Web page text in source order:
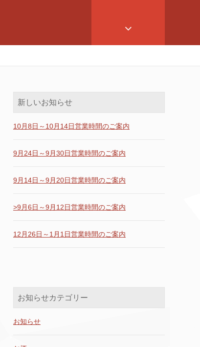
新しいお知らせ
10月8日～10月14日営業時間のご案内
9月24日～9月30日営業時間のご案内
9月14日～9月20日営業時間のご案内
>9月6日～9月12日営業時間のご案内
12月26日～1月1日営業時間のご案内
お知らせカテゴリー
お知らせ